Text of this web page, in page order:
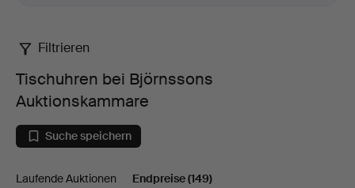
Tischuhren
bei
Björnssons
Auktionskammare
Filtrieren
Tischuhren bei Björnssons
Auktionskammare
Suche speichern
Laufende Auktionen Endpreise(149)